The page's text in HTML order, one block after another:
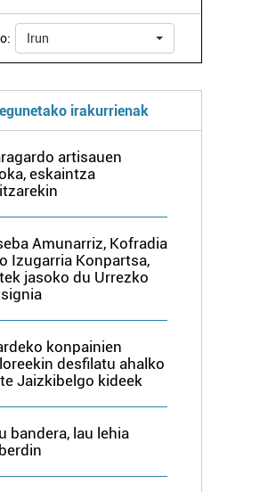
Irun
irakurrienak
artisauen
eskaintza
Amunarriz, Kofradia
Izugarria Konpartsa,
jasoko du Urrezko
konpainien
desfilatu ahalko
Jaizkibelgo kideek
bandera, lau lehia